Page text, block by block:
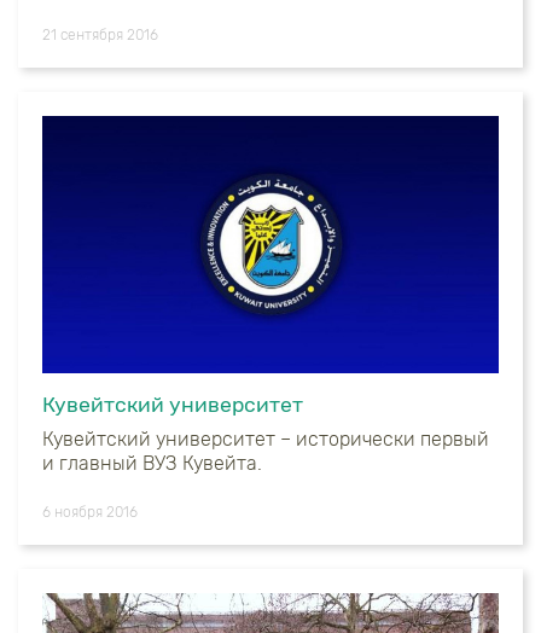
21 сентября 2016
Кувейтский университет
Кувейтский университет – исторически первый
и главный ВУЗ Кувейта.
6 ноября 2016